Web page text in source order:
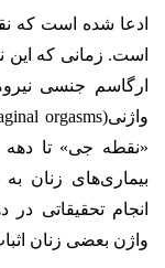
است. زمانی که
ارگاسم جنسی
بیماری‌های زنان به
واژن بعضی زنان